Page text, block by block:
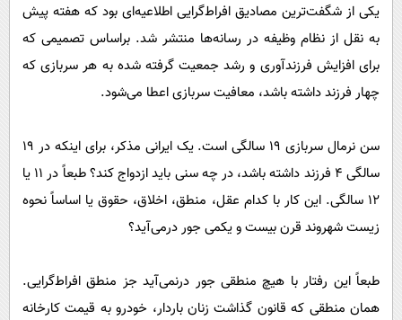
یکی از شگفت‌ترین مصادیق افراط‌گرایی اطلاعیه‌ای بود که هفته پیش
به نقل از نظام وظیفه در رسانه‌ها منتشر شد. براساس تصمیمی که
برای افزایش فرزندآوری و رشد جمعیت گرفته شده به هر سربازی که
چهار فرزند داشته باشد، معافیت سربازی اعطا می‌شود.
سن نرمال سربازی ۱۹ سالگی است. یک ایرانی مذکر، برای اینکه در ۱۹
سالگی ۴ فرزند داشته باشد، در چه سنی باید ازدواج کند؟ طبعاً در ۱۱ یا
۱۲ سالگی. این کار با کدام عقل، منطق، اخلاق، حقوق یا اساساً نحوه
زیست شهروند قرن بیست و یکمی جور درمی‌آید؟
طبعاً‌ این رفتار با هیچ منطقی جور درنمی‌آید جز منطق افراط‌گرایی.
همان منطقی که قانون گذاشت زنان باردار، خودرو به قیمت کارخانه